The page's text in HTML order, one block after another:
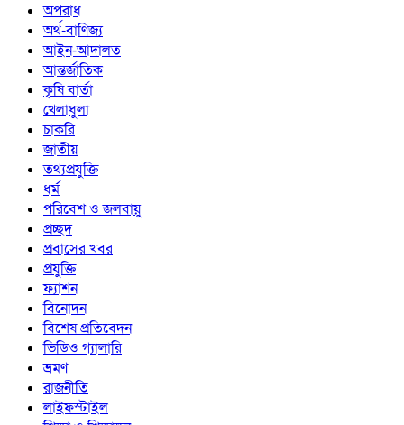
অপরাধ
অর্থ-বাণিজ্য
আইন-আদালত
আন্তর্জাতিক
কৃষি বার্তা
খেলাধুলা
চাকরি
জাতীয়
তথ্যপ্রযুক্তি
ধর্ম
পরিবেশ ও জলবায়ু
প্রচ্ছদ
প্রবাসের খবর
প্রযুক্তি
ফ্যাশন
বিনোদন
বিশেষ প্রতিবেদন
ভিডিও গ্যালারি
ভ্রমণ
রাজনীতি
লাইফস্টাইল